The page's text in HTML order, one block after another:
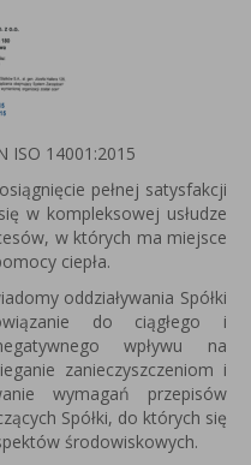
ISO 14001:2015
pełnej satysfakcji
w kompleksowej usłudze
w których ma miejsce
ciepła.
oddziaływania Spółki
do ciągłego i
wpływu na
zanieczyszczeniom i
wymagań przepisów
Spółki, do których się
środowiskowych.